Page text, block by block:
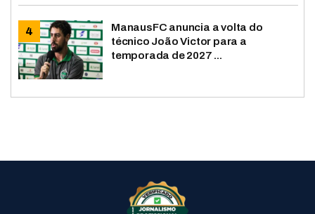
ManausFC anuncia a volta do
técnico João Victor para a
temporada de 2027 ...